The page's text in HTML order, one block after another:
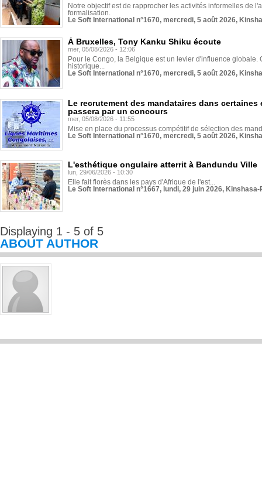
Notre objectif est de rapprocher les activités informelles de
formalisation.
Le Soft International n°1670, mercredi, 5 août 2026,
À Bruxelles, Tony Kanku Shiku écoute
mer, 05/08/2026 - 12:06
Pour le Congo, la Belgique est un levier d'influence globale.
historique...
Le Soft International n°1670, mercredi, 5 août 2026,
Le recrutement des mandataires dans
passera par un concours
mer, 05/08/2026 - 11:55
Mise en place du processus compétitif de sélection des
Le Soft International n°1670, mercredi, 5 août 2026,
L'esthétique ongulaire atterrit à Bandundu Ville
lun, 29/06/2026 - 10:30
Elle fait florès dans les pays d'Afrique de l'est...
Le Soft International n°1667, lundi, 29 juin 2026,
Displaying 1 - 5 of 5
ABOUT AUTHOR